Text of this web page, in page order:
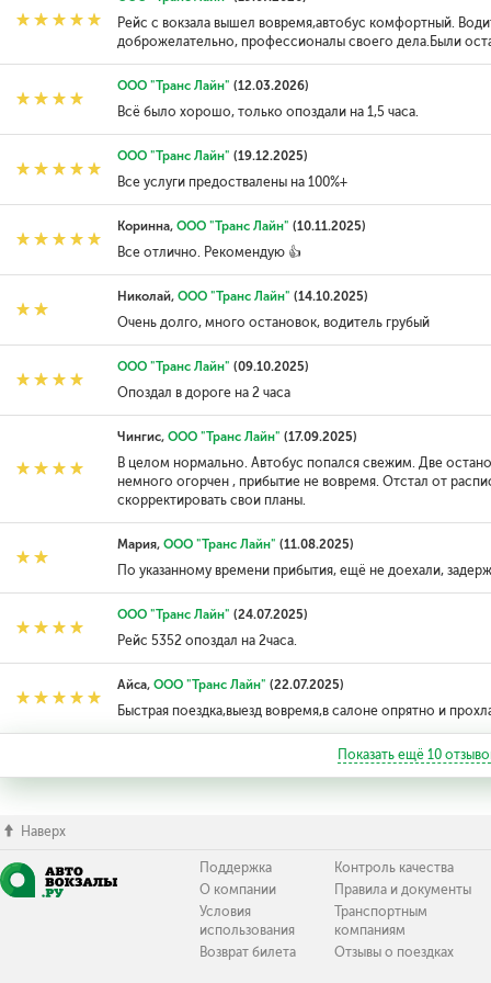
Рейс с вокзала вышел вовремя,автобус комфортный.
доброжелательно, профессионалы своего дела.Были
ООО "Транс Лайн" (12.03.2026)
Всё было хорошо, только опоздали на 1,5 часа.
ООО "Транс Лайн" (19.12.2025)
Все услуги предоствалены на 100%+
Коринна, ООО "Транс Лайн" (10.11.2025)
Все отлично. Рекомендую 👍
Николай, ООО "Транс Лайн" (14.10.2025)
Очень долго, много остановок, водитель грубый
ООО "Транс Лайн" (09.10.2025)
Опоздал в дороге на 2 часа
Чингис, ООО "Транс Лайн" (17.09.2025)
В целом нормально. Автобус попался свежим. Две
немного огорчен , прибытие не вовремя. Отстал от
скорректировать свои планы.
Мария, ООО "Транс Лайн" (11.08.2025)
По указанному времени прибытия, ещё не доехали,
ООО "Транс Лайн" (24.07.2025)
Рейс 5352 опоздал на 2часа.
Айса, ООО "Транс Лайн" (22.07.2025)
Быстрая поездка,выезд вовремя,в салоне опрятно и
Показать ещё 10
Наверх
Поддержка
О компании
Условия
использования
Возврат билета
Контроль качества
Правила и документы
Транспортным
компаниям
Отзывы о поездках